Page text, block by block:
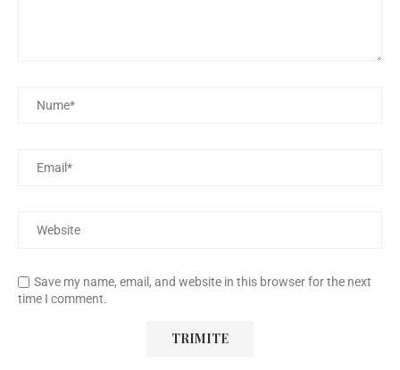
Save my name, email, and website in this browser for the next
time I comment.